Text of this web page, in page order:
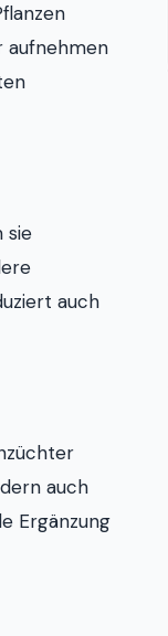
aufnehmen
sie
auch
auch
Ergänzung